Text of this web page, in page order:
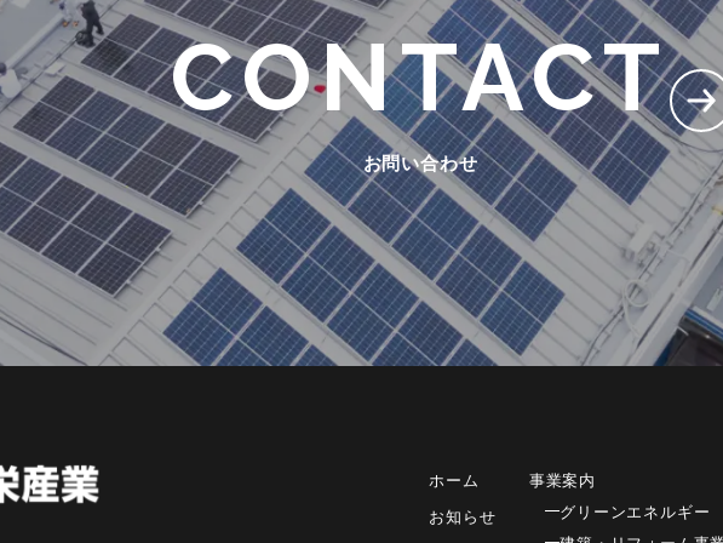
CONTACT
お問い合わせ
ホーム
お知らせ
事業案内
グリーンエネルギー